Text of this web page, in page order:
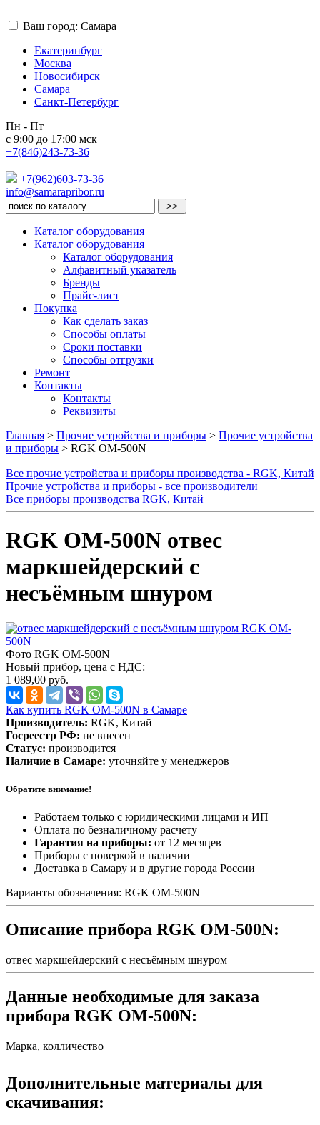
Ваш город: Самара
Екатеринбург
Москва
Новосибирск
Самара
Санкт-Петербург
Пн - Пт
с 9:00 до 17:00 мск
+7(846)243-73-36
+7(962)603-73-36
info@samarapribor.ru
Каталог оборудования
Каталог оборудования
Каталог оборудования
Алфавитный указатель
Бренды
Прайс-лист
Покупка
Как сделать заказ
Способы оплаты
Сроки поставки
Способы отгрузки
Ремонт
Контакты
Контакты
Реквизиты
Главная > Прочие устройства и приборы > Прочие устройства
и приборы > RGK OM-500N
Все прочие устройства и приборы производства - RGK, Китай
Прочие устройства и приборы - все производители
Все приборы производства RGK, Китай
RGK OM-500N отвес
маркшейдерский с
несъёмным шнуром
Фото RGK OM-500N
Новый прибор, цена с НДС:
1 089,00 руб.
Как купить RGK OM-500N в Самаре
Производитель: RGK, Китай
Госреестр РФ: не внесен
Статус: производится
Наличие в Самаре: уточняйте у менеджеров
Обратите внимание!
Работаем только с юридическими лицами и ИП
Оплата по безналичному расчету
Гарантия на приборы: от 12 месяцев
Приборы с поверкой в наличии
Доставка в Самару и в другие города России
Варианты обозначения: RGK OM-500N
Описание прибора RGK OM-500N:
отвес маркшейдерский с несъёмным шнуром
Данные необходимые для заказа
прибора RGK OM-500N:
Марка, колличество
Дополнительные материалы для
скачивания: